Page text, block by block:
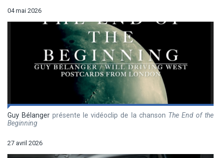
04 mai 2026
Guy Bélanger présente le vidéoclip de la chanson The End of the
Beginning
27 avril 2026